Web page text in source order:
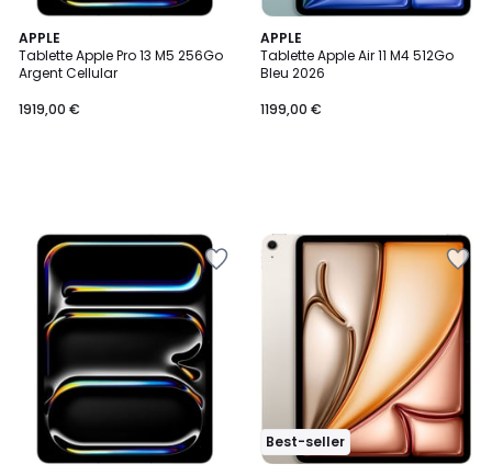
APPLE
Tablette Apple Pro 13 M5 256Go
Argent Cellular
1919,00 €
APPLE
Tablette Apple Air 11 M4 512Go
Bleu 2026
1199,00 €
Best-seller